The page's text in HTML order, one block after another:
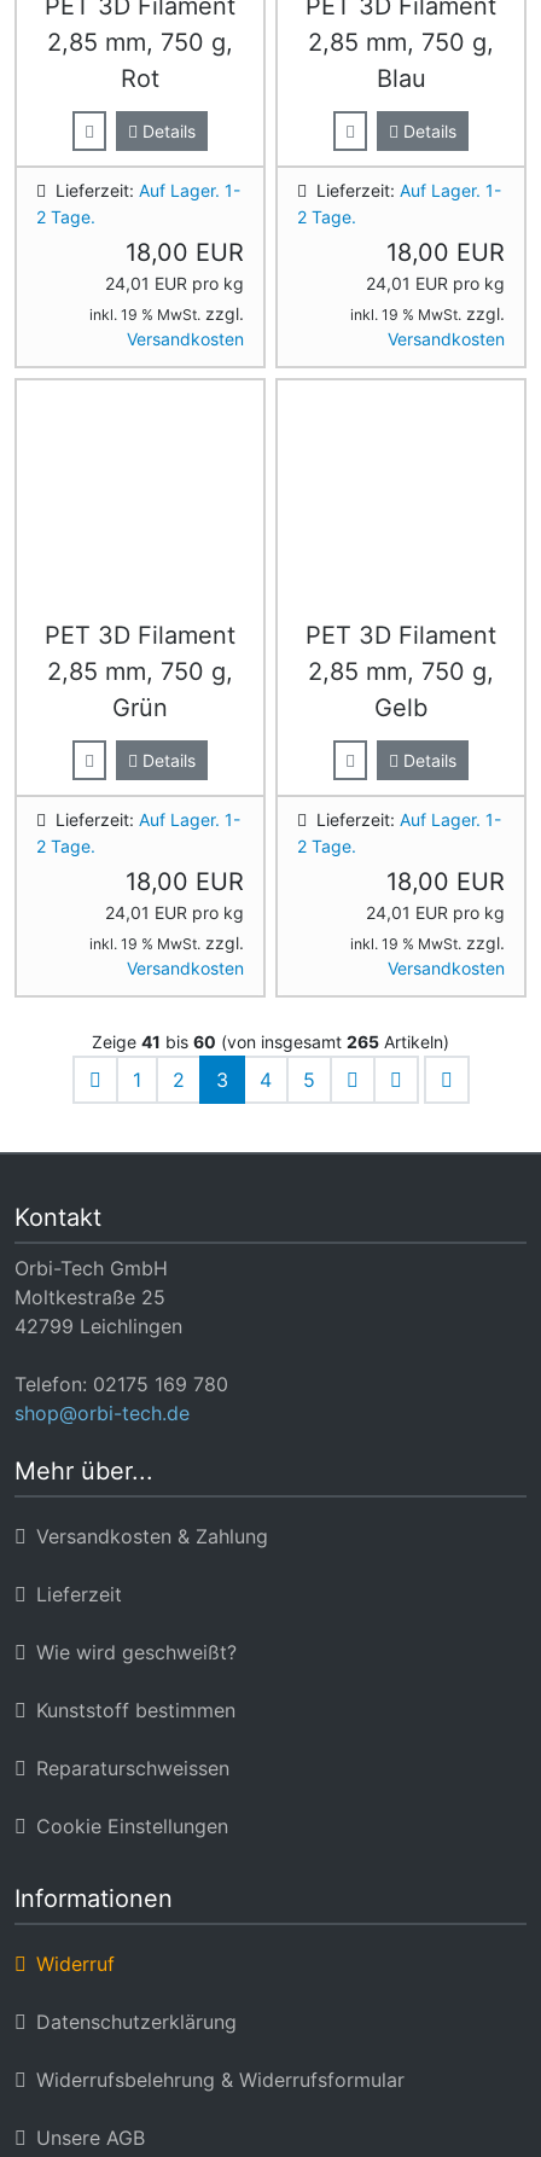
PET 3D Filament
2,85 mm, 750 g,
Rot
Details
Lieferzeit: Auf Lager. 1-
2 Tage.
18,00 EUR
24,01 EUR pro kg
inkl. 19 % MwSt. zzgl.
Versandkosten
PET 3D Filament
2,85 mm, 750 g,
Blau
Details
Lieferzeit: Auf Lager. 1-
2 Tage.
18,00 EUR
24,01 EUR pro kg
inkl. 19 % MwSt. zzgl.
Versandkosten
PET 3D Filament
2,85 mm, 750 g,
Grün
Details
Lieferzeit: Auf Lager. 1-
2 Tage.
18,00 EUR
24,01 EUR pro kg
inkl. 19 % MwSt. zzgl.
Versandkosten
PET 3D Filament
2,85 mm, 750 g,
Gelb
Details
Lieferzeit: Auf Lager. 1-
2 Tage.
18,00 EUR
24,01 EUR pro kg
inkl. 19 % MwSt. zzgl.
Versandkosten
Zeige 41 bis 60 (von insgesamt 265 Artikeln)
1 2 3 4 5
Kontakt
Orbi-Tech GmbH
Moltkestraße 25
42799 Leichlingen
Telefon: 02175 169 780
shop@orbi-tech.de
Mehr über...
Versandkosten & Zahlung
Lieferzeit
Wie wird geschweißt?
Kunststoff bestimmen
Reparaturschweissen
Cookie Einstellungen
Informationen
Widerruf
Datenschutzerklärung
Widerrufsbelehrung & Widerrufsformular
Unsere AGB